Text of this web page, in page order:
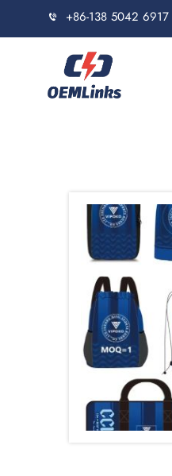
+86-138 5042 6917